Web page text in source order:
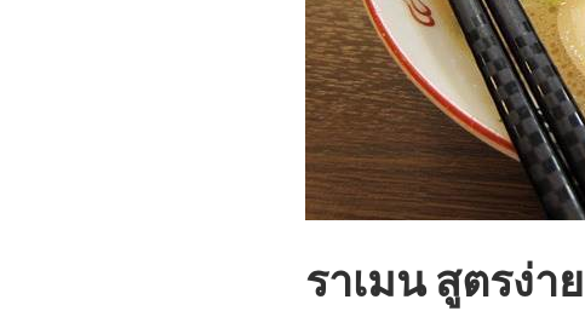
ราเมน สูตรง่า